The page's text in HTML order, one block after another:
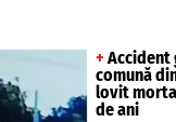
+
comună
lovit
de ani